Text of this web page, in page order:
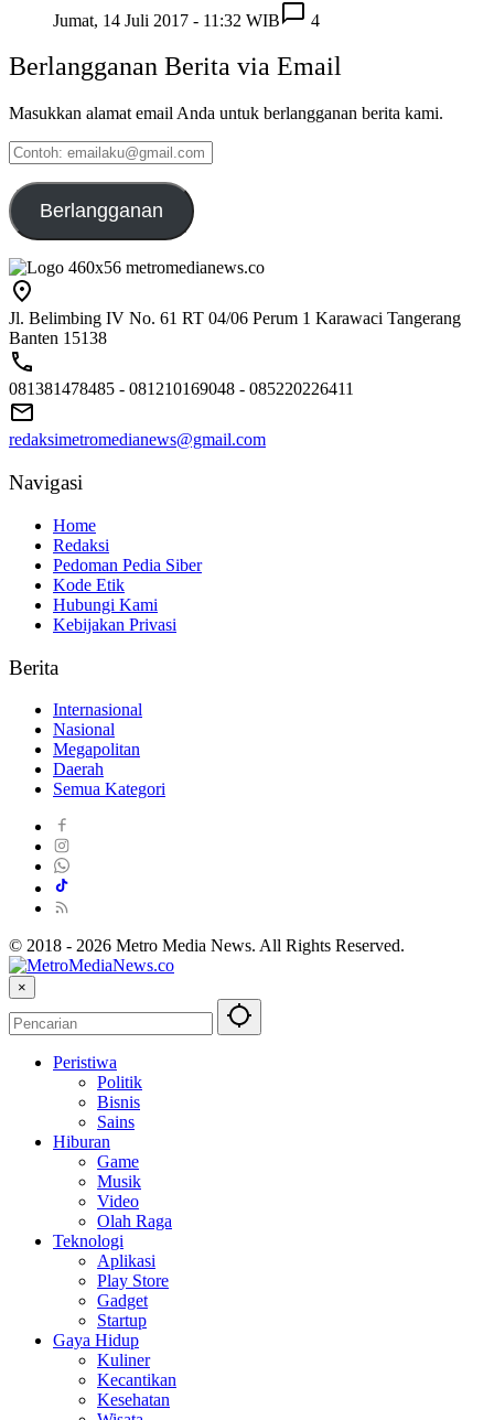
Jumat, 14 Juli 2017 - 11:32 WIB
4
Berlangganan Berita via Email
Masukkan alamat email Anda untuk berlangganan berita kami.
Contoh:
emailaku@gmail.com
Berlangganan
Jl. Belimbing IV No. 61 RT 04/06 Perum 1 Karawaci Tangerang
Banten 15138
081381478485 - 081210169048 - 085220226411
redaksimetromedianews@gmail.com
Navigasi
Home
Redaksi
Pedoman Pedia Siber
Kode Etik
Hubungi Kami
Kebijakan Privasi
Berita
Internasional
Nasional
Megapolitan
Daerah
Semua Kategori
© 2018 - 2026 Metro Media News. All Rights Reserved.
×
Peristiwa
Politik
Bisnis
Sains
Hiburan
Game
Musik
Video
Olah Raga
Teknologi
Aplikasi
Play Store
Gadget
Startup
Gaya Hidup
Kuliner
Kecantikan
Kesehatan